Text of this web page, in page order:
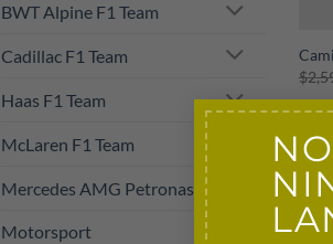
BWT Alpine F1 Team
Cadillac F1 Team
Haas F1 Team
McLaren F1 Team
Mercedes AMG Petronas
Motorsport
$